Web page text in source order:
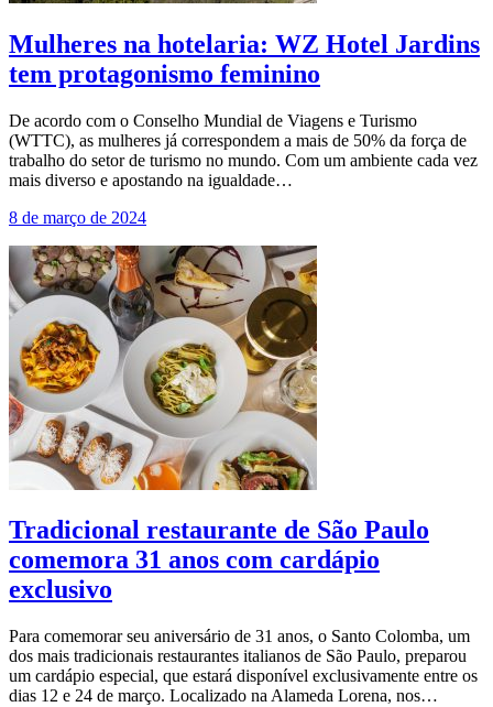
Mulheres na hotelaria: WZ Hotel Jardins
tem protagonismo feminino
De acordo com o Conselho Mundial de Viagens e Turismo
(WTTC), as mulheres já correspondem a mais de 50% da força de
trabalho do setor de turismo no mundo. Com um ambiente cada vez
mais diverso e apostando na igualdade…
8 de março de 2024
Tradicional restaurante de São Paulo
comemora 31 anos com cardápio
exclusivo
Para comemorar seu aniversário de 31 anos, o Santo Colomba, um
dos mais tradicionais restaurantes italianos de São Paulo, preparou
um cardápio especial, que estará disponível exclusivamente entre os
dias 12 e 24 de março. Localizado na Alameda Lorena, nos…